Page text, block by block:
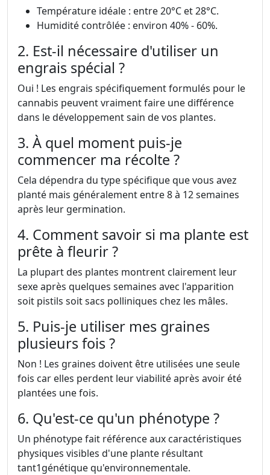
Température idéale : entre 20°C et 28°C.
Humidité contrôlée : environ 40% - 60%.
2. Est-il nécessaire d'utiliser un
engrais spécial ?
Oui ! Les engrais spécifiquement formulés pour le
cannabis peuvent vraiment faire une différence
dans le développement sain de vos plantes.
3. À quel moment puis-je
commencer ma récolte ?
Cela dépendra du type spécifique que vous avez
planté mais généralement entre 8 à 12 semaines
après leur germination.
4. Comment savoir si ma plante est
prête à fleurir ?
La plupart des plantes montrent clairement leur
sexe après quelques semaines avec l'apparition
soit pistils soit sacs polliniques chez les mâles.
5. Puis-je utiliser mes graines
plusieurs fois ?
Non ! Les graines doivent être utilisées une seule
fois car elles perdent leur viabilité après avoir été
plantées une fois.
6. Qu'est-ce qu'un phénotype ?
Un phénotype fait référence aux caractéristiques
physiques visibles d'une plante résultant
tant1génétique qu'environnementale.